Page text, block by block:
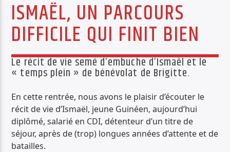
JUNGLE FEVER
TOUT LE ROCK UNDERGROUND PRÉSENTÉ PAR SYNED TONETTA
ISMAËL, UN PARCOURS
DIFFICILE QUI FINIT BIEN
Le récit de vie semé d’embuche d’Ismaël et le
« temps plein » de bénévolat de Brigitte.
En cette rentrée, nous avons le plaisir d’écouter le
récit de vie d’Ismaël, jeune Guinéen, aujourd’hui
diplômé, salarié en CDI, détenteur d’un titre de
séjour, après de (trop) longues années d’attente et de
batailles.